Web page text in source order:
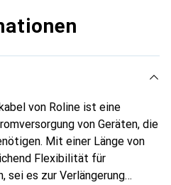
von Roline ist eine
von Geräten, die
Mit einer Länge von
Flexibilität für
sei es zur Verlängerung